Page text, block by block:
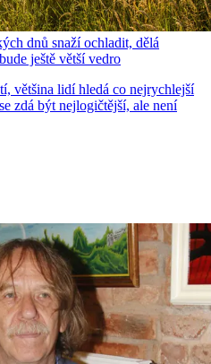
dnů snaží ochladit, dělá
ještě větší vedro
většina lidí hledá co nejrychlejší
zdá být nejlogičtější, ale není